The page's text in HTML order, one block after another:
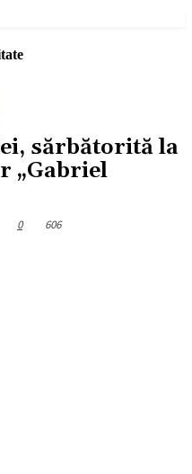
sărbătorită la
„Gabriel
0 606